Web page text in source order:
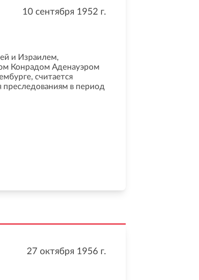
10 сентября 1952 г.
и Израилем,
Конрадом Аденауэром
считается
преследованиям в период
27 октября 1956г.